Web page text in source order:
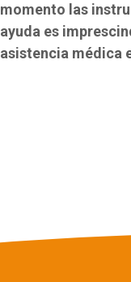
momento las
ayuda es
asistencia médica